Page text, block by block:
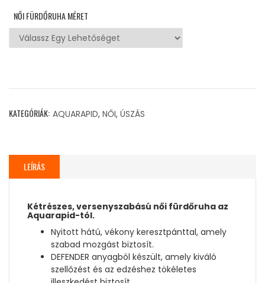
NŐI FÜRDŐRUHA MÉRET
BIKINI
mennyiség
KATEGÓRIÁK: AQUARAPID, NŐI, ÚSZÁS
LEÍRÁS
Kétrészes, versenyszabású női fürdőruha az
Aquarapid-tól.
Nyitott hátú, vékony keresztpánttal, amely
szabad mozgást biztosít.
DEFENDER anyagból készült, amely kiváló
szellőzést és az edzéshez tökéletes